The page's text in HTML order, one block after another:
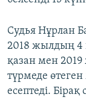
Судья Нұрлан
2018 жылдың 4
қазан мен
түрмеде өтеген
есептеді.